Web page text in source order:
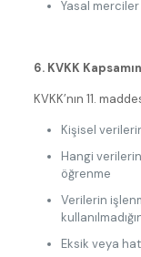
Yasal
6. KVKK
KVKK’nın 11.
Kişisel
Hangi
öğrenme
Verilerin
Eksik veya